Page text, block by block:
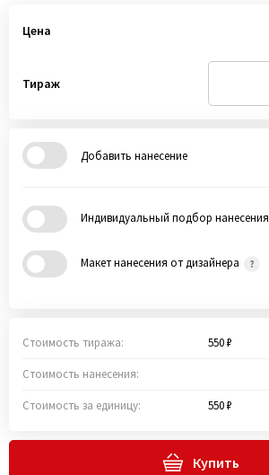
Цена
Тираж
Добавить нанесение
Индивидуальный подбор нанесения
Макет нанесения от дизайнера
Стоимость тиража: 550 ₽
Стоимость нанесения:
Стоимость за единицу: 550 ₽
Купить